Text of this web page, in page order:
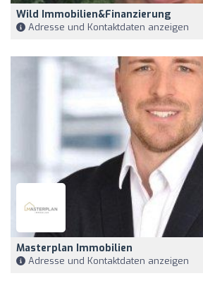
Wild Immobilien&Finanzierung
Adresse und Kontaktdaten anzeigen
Masterplan Immobilien
Adresse und Kontaktdaten anzeigen